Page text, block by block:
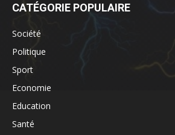
CATÉGORIE POPULAIRE
Société
Politique
Sport
Economie
Education
Santé